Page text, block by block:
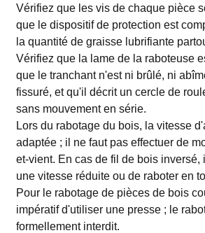
Vérifiez que les vis de chaque pièce
que le dispositif de protection est
la quantité de graisse lubrifiante
Vérifiez que la lame de la raboteuse
que le tranchant n'est ni brûlé, ni
fissuré, et qu'il décrit un cercle de
sans mouvement en série.
Lors du rabotage du bois, la vitesse
adaptée ; il ne faut pas effectuer de
et-vient. En cas de fil de bois
une vitesse réduite ou de raboter en
Pour le rabotage de pièces de bois
impératif d'utiliser une presse ; le
formellement interdit.